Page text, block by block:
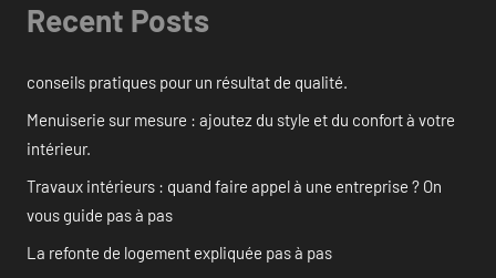
Recent Posts
conseils pratiques pour un résultat de qualité.
Menuiserie sur mesure : ajoutez du style et du confort à votre
intérieur.
Travaux intérieurs : quand faire appel à une entreprise ? On
vous guide pas à pas
La refonte de logement expliquée pas à pas